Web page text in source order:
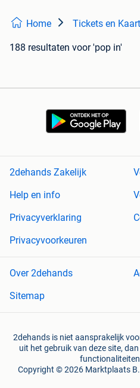
Home Tickets en
188 resultaten voor 'pop in'
2dehands Zakelijk
Help en info
Privacyverklaring
Privacyvoorkeuren
Over 2dehands
Sitemap
2dehands is niet aansprakelijk
uit het gebruik van deze site,
Copyright © 2026 Marktplaats